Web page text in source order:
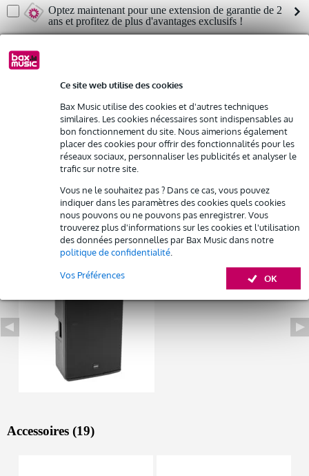
Ce site web utilise des cookies
Bax Music utilise des cookies et d'autres techniques
similaires. Les cookies nécessaires sont indispensables au
bon fonctionnement du site. Nous aimerions également
placer des cookies pour offrir des fonctionnalités pour les
réseaux sociaux, personnaliser les publicités et analyser le
trafic sur notre site.
Vous ne le souhaitez pas ? Dans ce cas, vous pouvez
indiquer dans les paramètres des cookies quels cookies
nous pouvons ou ne pouvons pas enregistrer. Vous
trouverez plus d'informations sur les cookies et l'utilisation
des données personnelles par Bax Music dans notre
politique de confidentialité
OK
Vos Préférences
Optez maintenant pour une extension de garantie de 2
ans et profitez de plus d'avantages exclusifs !
Louez ce produit à partir de 42 € par mois
Location de plusieurs produits à la fois : min. 300 € et max.
2 500 €
Livraison à domicilegratuite
Résiliation possible du contrat après 4 mois
Possibilité d'acheter votre/vos produit(s) à un tarif réduit
Remplacement rapide par Bax Music en cas de défectuosité
Louez ce produit
Informations
Psso KX-P215A Haut-parleur actif 2 voies 15 pouces
alimentation : 230 V AC, 50 Hz
Afficher toutes les caractéristiques du produit
Autres variantes (1)
Accessoires (19)